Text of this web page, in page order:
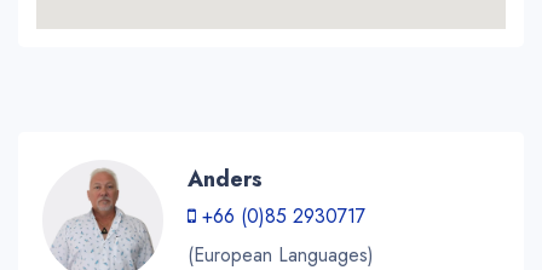
Anders
+66 (0)85 2930717
(European Languages)